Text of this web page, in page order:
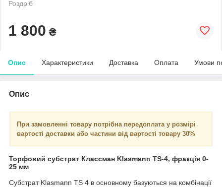
Роздріб
1 800 ₴
Опис Характеристики Доставка Оплата Умови
Опис
При замовленні товару потрібна передоплата у розмірі
вартості доставки або частини від вартості товару 30%
Торфовий субстрат Классман Klasmann TS-4, фракція 0-
25 мм
Субстрат Klasmann TS 4 в основному базуються на комбінації